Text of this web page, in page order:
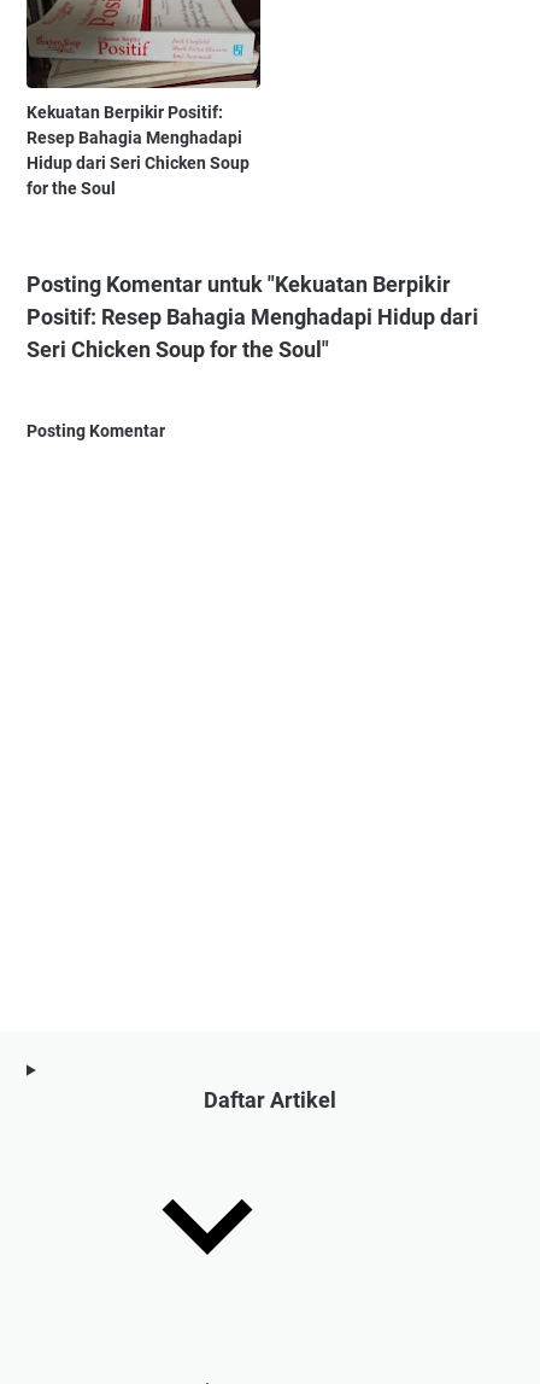
Kekuatan Berpikir Positif:
Resep Bahagia Menghadapi
Hidup dari Seri Chicken Soup
for the Soul
Posting Komentar untuk "Kekuatan Berpikir
Positif: Resep Bahagia Menghadapi Hidup dari
Seri Chicken Soup for the Soul"
Posting Komentar
Daftar Artikel